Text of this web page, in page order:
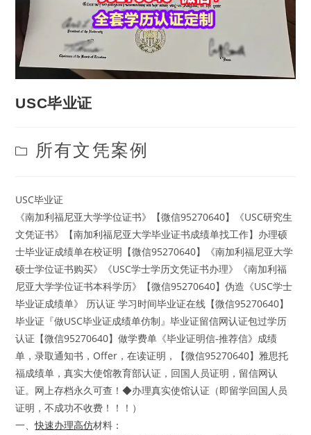
USC毕业证
Post
category:
所有文凭案例
USC毕业证
《南加利福尼亚大学学位证书》【微信95270640】《USC研究生
文凭证书》【南加利福尼亚大学毕业证书成绩单找工作】办理硕
士毕业证成绩单在校证明【微信95270640】《南加利福尼亚大学
硕士学位证书购买》《USC学士学历文凭证书办理》《南加利福
尼亚大学学位证书本科学历》【微信95270640】伪造《USC学士
毕业证成绩单》 历认证 学习时间毕业证在线【微信95270640】
毕业证『做USC毕业证成绩单仿制』毕业证留信网认证包过学历
认证【微信95270640】做学费单《毕业证明信-推荐信》成绩
单，录取通知书，Offer，在读证明，【微信95270640】雅思托
福成绩单，真实大使馆教育部认证，回国人员证明，留信网认
证。网上存档永久可查！◆办理真实使馆认证（即留学回国人员
证明，不成功不收费！！！）
一、快速办理高仿材料：